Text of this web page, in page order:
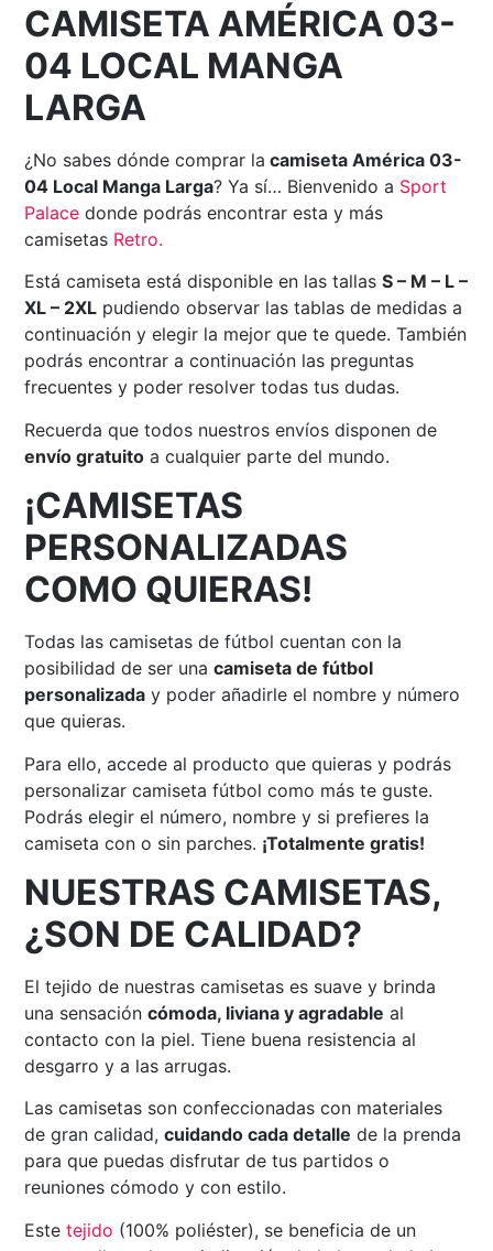
CAMISETA AMÉRICA 03-
04 LOCAL MANGA
LARGA
¿No sabes dónde comprar la camiseta América 03-
04 Local Manga Larga? Ya sí… Bienvenido a Sport
Palace donde podrás encontrar esta y más
camisetas Retro.
Está camiseta está disponible en las tallasS – M – L –
XL – 2XL pudiendo observar las tablas de medidas a
continuación y elegir la mejor que te quede. También
podrás encontrar a continuación las preguntas
frecuentes y poder resolver todas tus dudas.
Recuerda que todos nuestros envíos disponen de
envío gratuito a cualquier parte del mundo.
¡CAMISETAS
PERSONALIZADAS
COMO QUIERAS!
Todas las camisetas de fútbol cuentan con la
posibilidad de ser unacamiseta de fútbol
personalizada y poder añadirle el nombre y número
que quieras.
Para ello, accede al producto que quieras y podrás
personalizar camiseta fútbol como más te guste.
Podrás elegir el número, nombre y si prefieres la
camiseta con o sin parches. ¡Totalmente gratis!
NUESTRAS CAMISETAS,
¿SON DE CALIDAD?
El tejido de nuestras camisetas es suave y brinda
una sensacióncómoda, liviana y agradable al
contacto con la piel. Tiene buena resistencia al
desgarro y a las arrugas.
Las camisetas son confeccionadas con materiales
de gran calidad,cuidando cada detalle de la prenda
para que puedas disfrutar de tus partidos o
reuniones cómodo y con estilo.
Estetejido (100% poliéster), se beneficia de un